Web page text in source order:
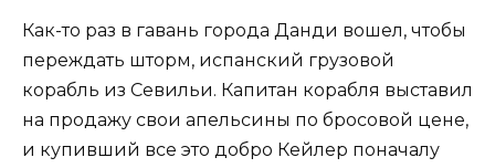
Как-то раз в гавань города Данди вошел, чтобы
переждать шторм, испанский грузовой
корабль из Севильи. Капитан корабля выставил
на продажу свои апельсины по бросовой цене,
и купивший все это добро Кейлер поначалу